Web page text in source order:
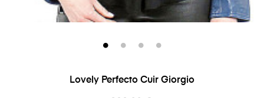
Lovely Perfecto Cuir Giorgio